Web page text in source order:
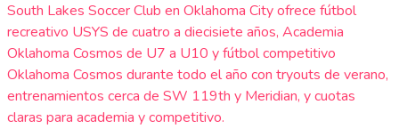
South Lakes Soccer Club en Oklahoma City ofrece fútbol
recreativo USYS de cuatro a diecisiete años, Academia
Oklahoma Cosmos de U7 a U10 y fútbol competitivo
Oklahoma Cosmos durante todo el año con tryouts de verano,
entrenamientos cerca de SW 119th y Meridian, y cuotas
claras para academia y competitivo.